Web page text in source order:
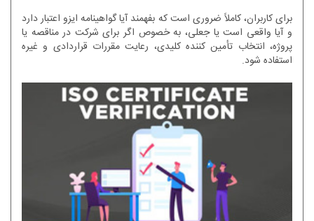
برای کاربران، کاملاً ضروری است که بفهمند آیا گواهینامه ایزو اعتبار دارد
و آیا واقعی است یا جعلی، به خصوص اگر برای شرکت در مناقصه یا
پروژه، انتخاب تأمین کننده کلیدی، رعایت مقررات قراردادی و غیره
استفاده شود.